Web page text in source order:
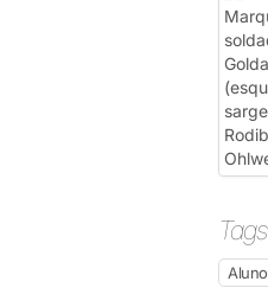
Tags
Aluno